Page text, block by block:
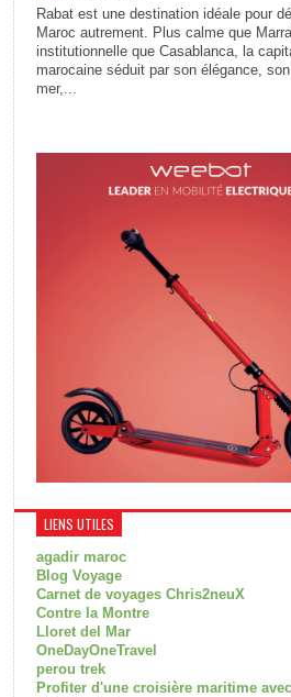
Rabat est une destination idéale pour
Maroc autrement. Plus calme que
institutionnelle que Casablanca, la
marocaine séduit par son élégance,
mer,...
LIENS UTILES
agadir maroc
Blog Voyage
Carnet de voyages Chris2neuX
Contre la Montre
Lloret del Mar
OneDayOneTravel
perou trek
Profiter d'une croisière maritime avec